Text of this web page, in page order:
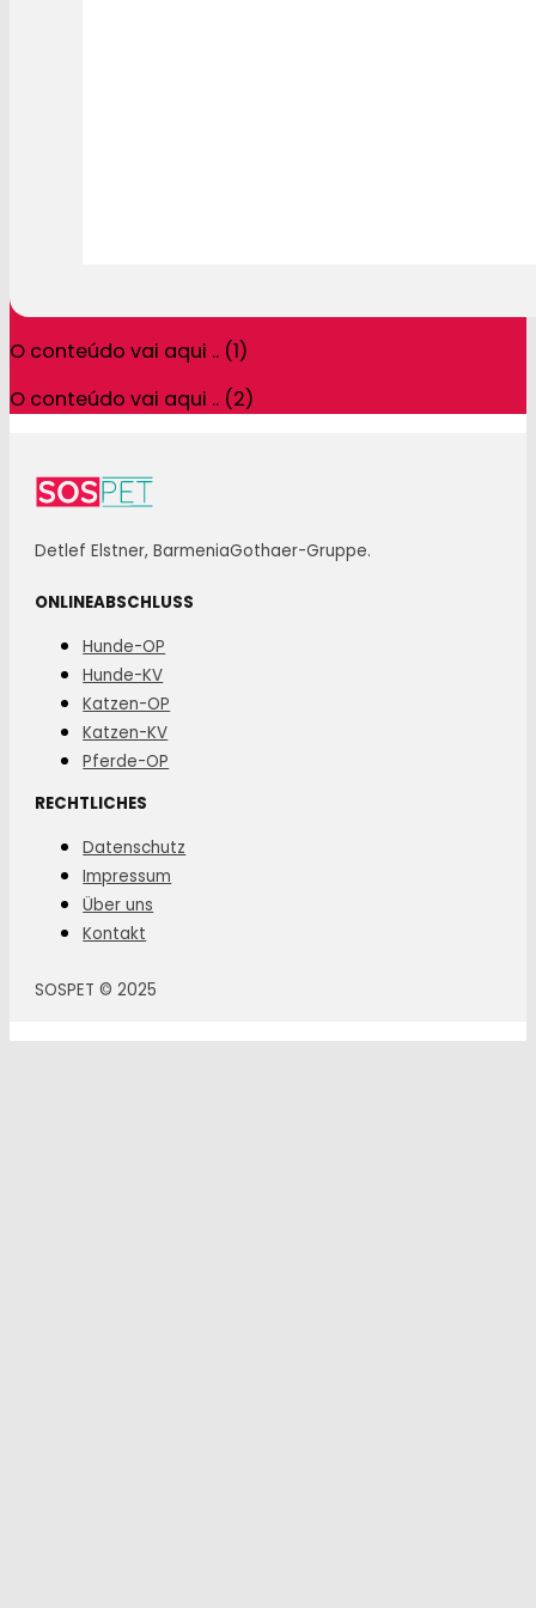
O conteúdo vai aqui .. (1)
O conteúdo vai aqui .. (2)
Detlef Elstner, BarmeniaGothaer-Gruppe.
ONLINEABSCHLUSS
Hunde-OP
Hunde-KV
Katzen-OP
Katzen-KV
Pferde-OP
RECHTLICHES
Datenschutz
Impressum
Über uns
Kontakt
SOSPET © 2025